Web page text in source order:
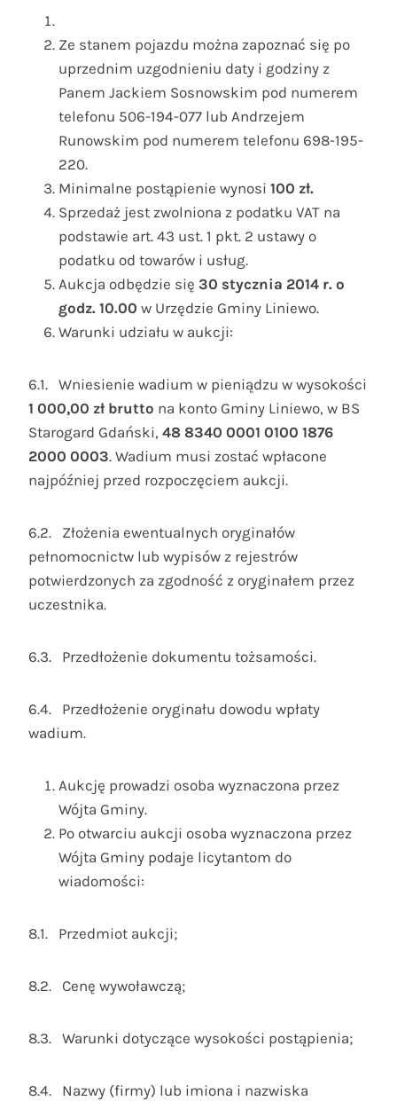
Ze stanem pojazdu można zapoznać się po
uprzednim uzgodnieniu daty i godziny z
Panem Jackiem Sosnowskim pod numerem
telefonu 506-194-077 lub Andrzejem
Runowskim pod numerem telefonu 698-195-
220.
Minimalne postąpienie wynosi 100 zł.
Sprzedaż jest zwolniona z podatku VAT na
podstawie art. 43 ust. 1 pkt. 2 ustawy o
podatku od towarów i usług.
Aukcja odbędzie się 30 stycznia 2014 r. o
godz. 10.00 w Urzędzie Gminy Liniewo.
Warunki udziału w aukcji:
6.1. Wniesienie wadium w pieniądzu w wysokości
1 000,00 zł brutto na konto Gminy Liniewo, w BS
Starogard Gdański, 48 8340 0001 0100 1876
2000 0003. Wadium musi zostać wpłacone
najpóźniej przed rozpoczęciem aukcji.
6.2. Złożenia ewentualnych oryginałów
pełnomocnictw lub wypisów z rejestrów
potwierdzonych za zgodność z oryginałem przez
uczestnika.
6.3. Przedłożenie dokumentu tożsamości.
6.4. Przedłożenie oryginału dowodu wpłaty
wadium.
Aukcję prowadzi osoba wyznaczona przez
Wójta Gminy.
Po otwarciu aukcji osoba wyznaczona przez
Wójta Gminy podaje licytantom do
wiadomości:
8.1. Przedmiot aukcji;
8.2. Cenę wywoławczą;
8.3. Warunki dotyczące wysokości postąpienia;
8.4. Nazwy (firmy) lub imiona i nazwiska